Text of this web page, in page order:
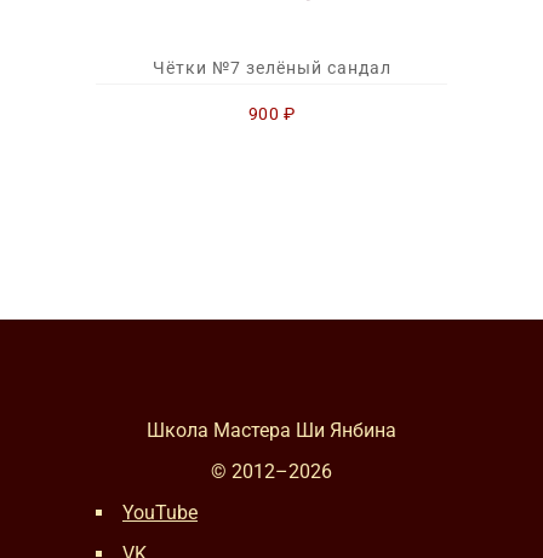
Чётки №7 зелёный сандал
900 ₽
Школа Мастера Ши Янбина
© 2012–2026
YouTube